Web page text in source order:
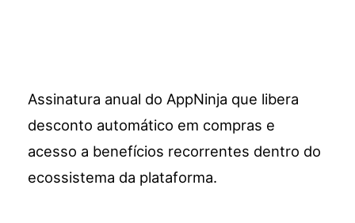
Assinatura anual do AppNinja que libera
desconto automático em compras e
acesso a benefícios recorrentes dentro do
ecossistema da plataforma.